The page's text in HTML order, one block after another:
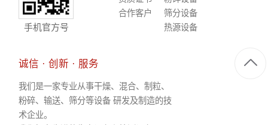
手机官方号
合作客户
筛分设备
热源设备
诚信 · 创新 · 服务
我们是一家专业从事干燥、混合、制粒、
粉碎、输送、筛分等设备 研发及制造的技
术企业。